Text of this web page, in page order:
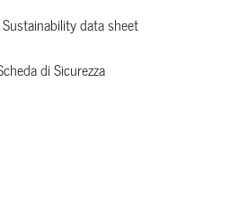
data sheet
di Sicurezza